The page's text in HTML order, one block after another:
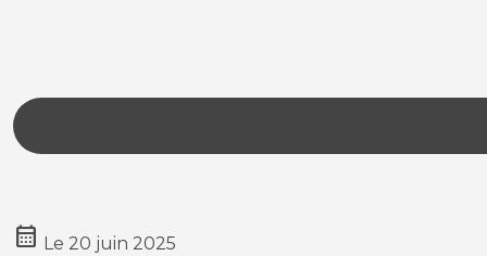
calendar_month Le 20 juin 2025